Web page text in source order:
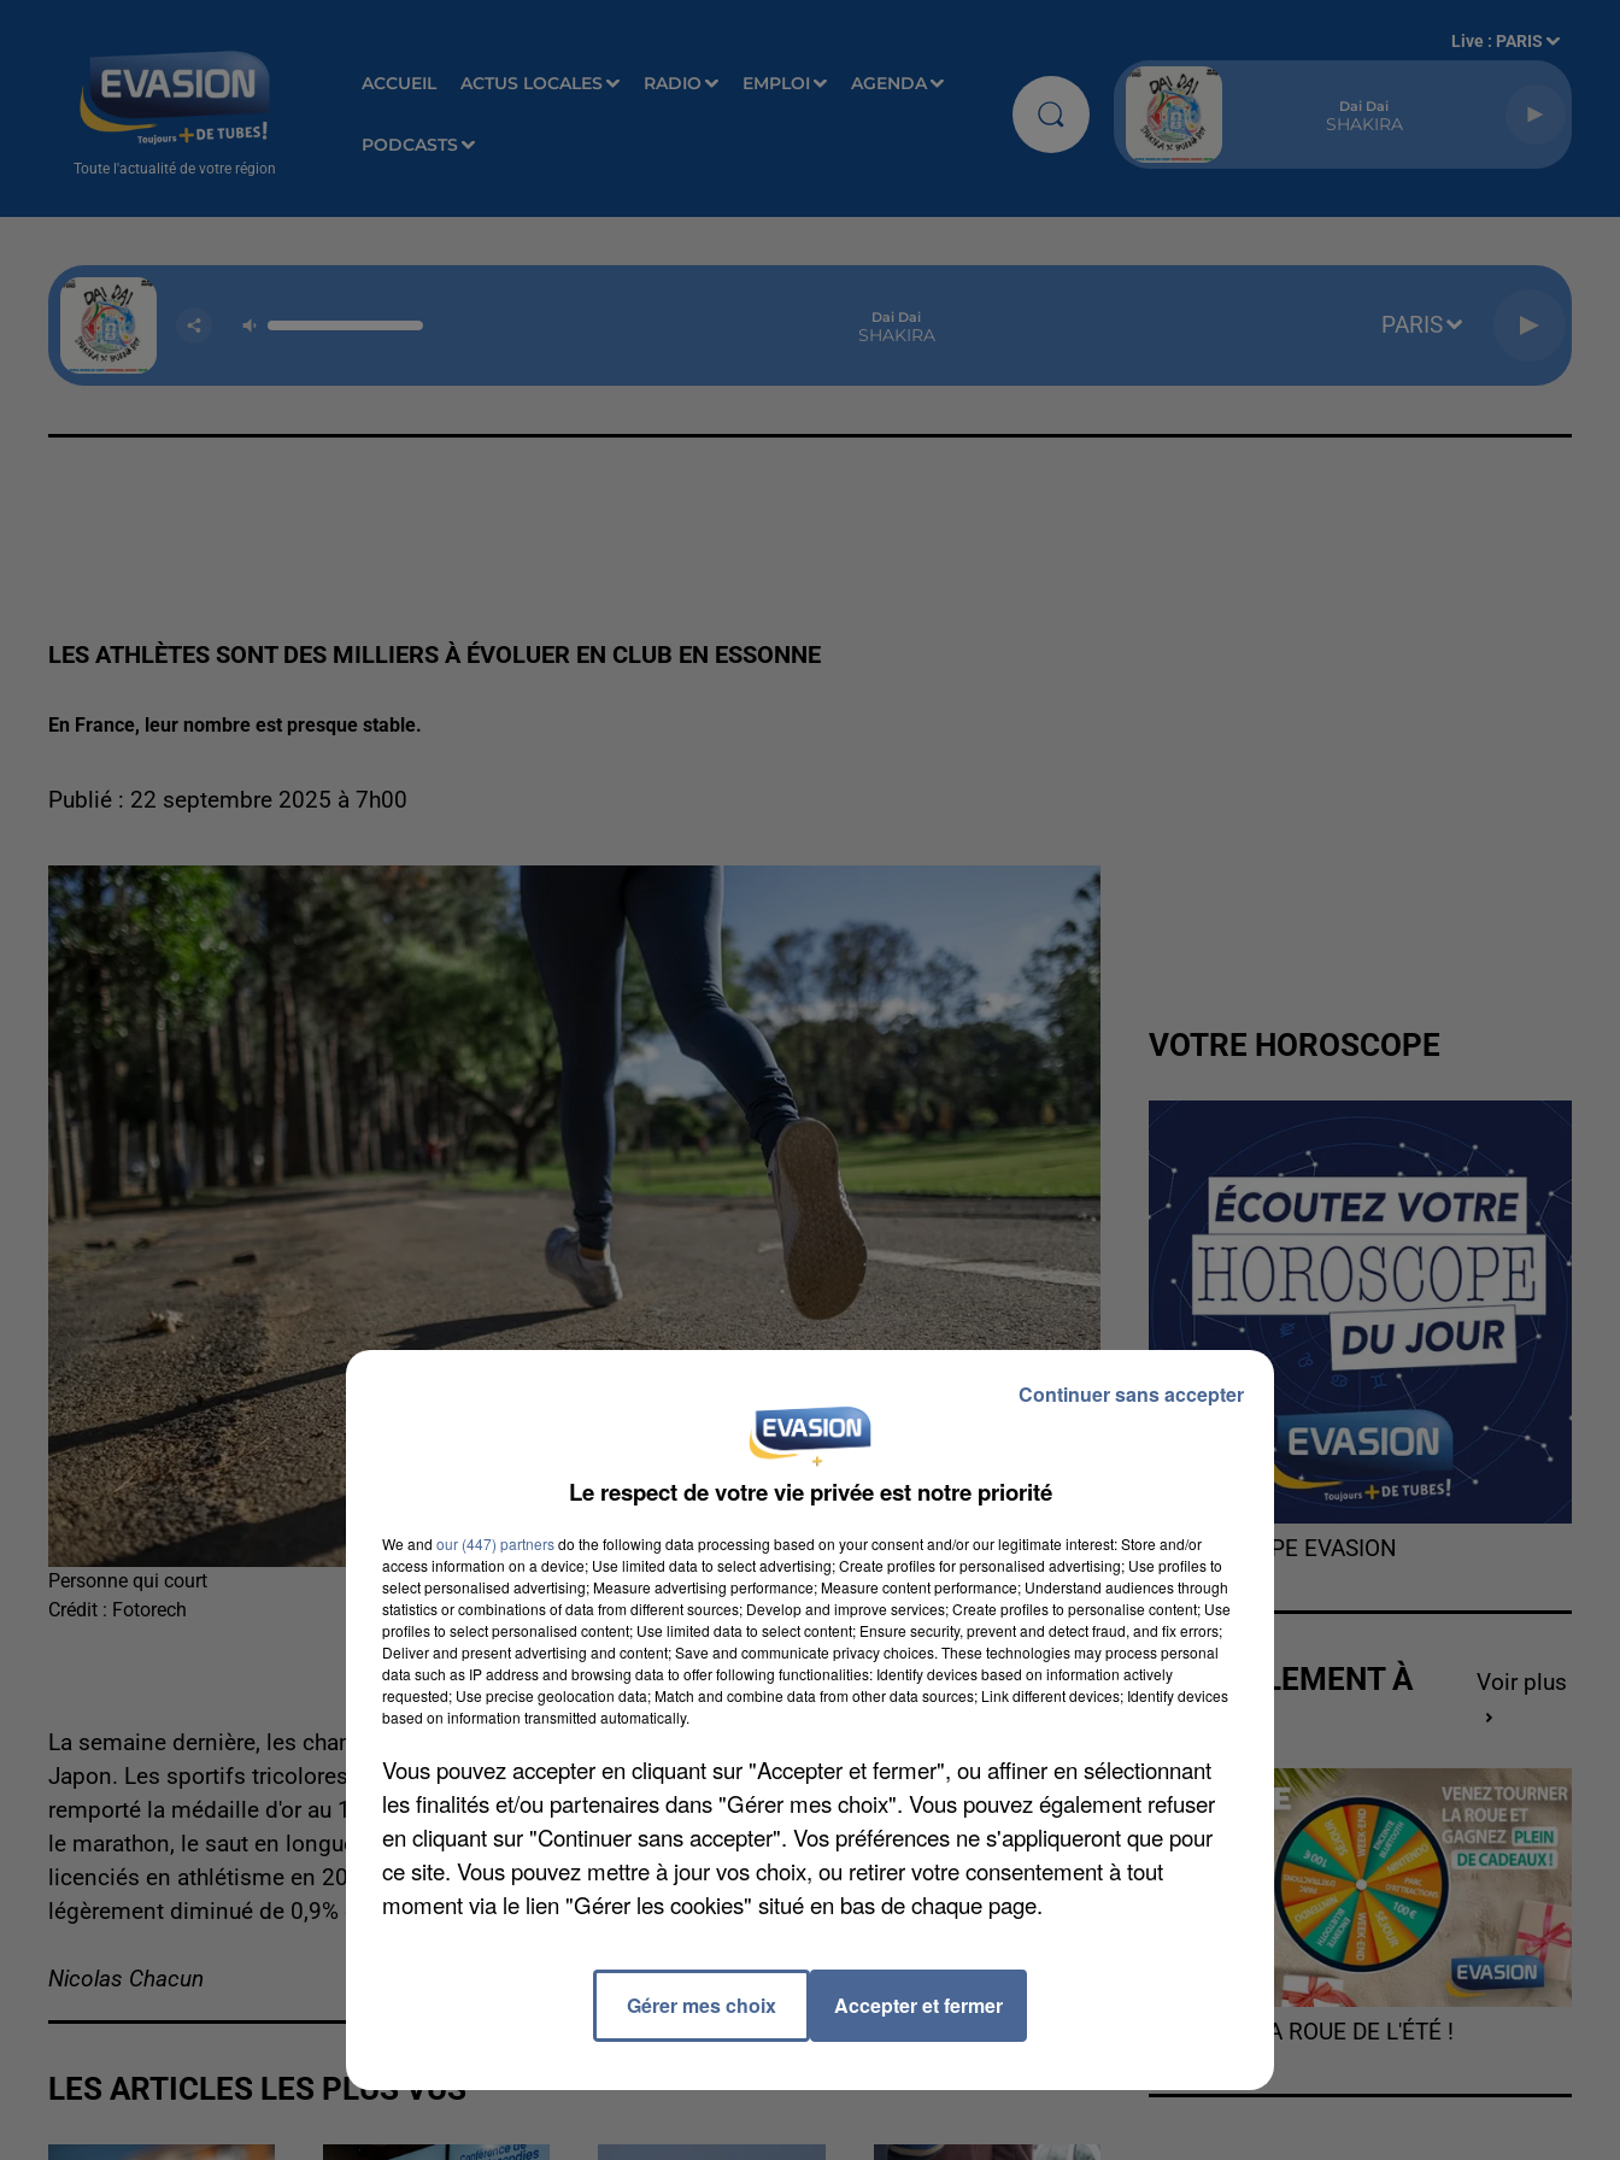
Toute l'actualité de votre région
ACCUEIL ACTUS LOCALES RADIO EMPLOI AGENDA
PODCASTS
Live : PARIS
Dai Dai
SHAKIRA
Dai Dai
SHAKIRA PARIS
LES ATHLÈTES SONT DES MILLIERS À ÉVOLUER EN CLUB EN ESSONNE
En France, leur nombre est presque stable.
Publié : 22 septembre 2025 à 7h00
Personne qui court
Crédit : Fotorech
La semaine dernière, les championnats du monde de cette discipline se sont déroulés à Tokyo, au
Japon. Les sportifs tricolores ont tout donné pour cette 20ème édition, comme Jimmy Gressier qui a
remporté la médaille d'or au 10.000 mètres hommes. L'athlétisme regroupe plusieurs épreuves comme
le marathon, le saut en longueur ou la course en relais... En Essonne, il y avait quasiment 7.400
licenciés en athlétisme en 2024. En France métropolitaine, pas loin de 300.000. Ce chiffre a
légèrement diminué de 0,9% depuis 2019.
Nicolas Chacun
LES ARTICLES LES PLUS VUS
VOTRE HOROSCOPE
L'HOROSCOPE EVASION
ACTUELLEMENT À
GAGNER
Voir plus
TOURNEZ LA ROUE DE L'ÉTÉ !
Le respect de votre vie privée est notre priorité
We and our (447) partnersdo the following data processing based on your consent and/or our legitimate interest: Store and/or
access information on a device; Use limited data to select advertising; Create profiles for personalised advertising; Use profiles to
select personalised advertising; Measure advertising performance; Measure content performance; Understand audiences through
statistics or combinations of data from different sources; Develop and improve services; Create profiles to personalise content; Use
profiles to select personalised content; Use limited data to select content; Ensure security, prevent and detect fraud, and fix errors;
Deliver and present advertising and content; Save and communicate privacy choices. These technologies may process personal
data such as IP address and browsing data to offer following functionalities: Identify devices based on information actively
requested; Use precise geolocation data; Match and combine data from other data sources; Link different devices; Identify devices
based on information transmitted automatically.
Vous pouvez accepter en cliquant sur "Accepter et fermer", ou affiner en sélectionnant
les finalités et/ou partenaires dans "Gérer mes choix". Vous pouvez également refuser
en cliquant sur "Continuer sans accepter". Vos préférences ne s'appliqueront que pour
ce site. Vous pouvez mettre à jour vos choix, ou retirer votre consentement à tout
moment via le lien "Gérer les cookies" situé en bas de chaque page.
Gérer mes choix Accepter et fermer
Continuer sans accepter